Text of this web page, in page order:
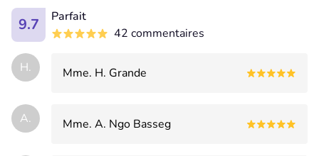
9.7
Parfait
42 commentaires
H. Mme. H. Grande
A. Mme. A. Ngo Basseg